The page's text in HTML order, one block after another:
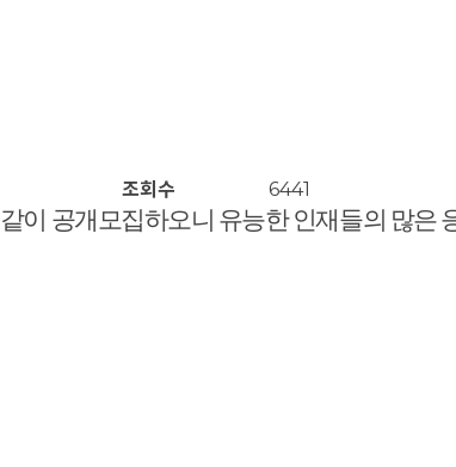
조회수 6441
이 공개모집하오니 유능한 인재들의 많은